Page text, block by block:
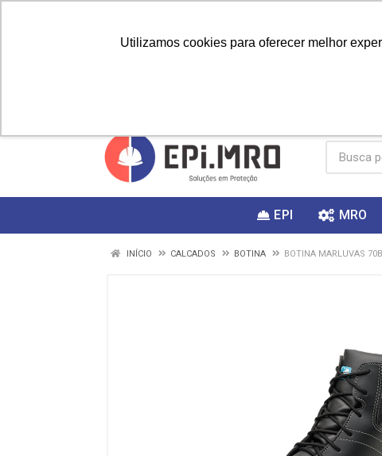
Utilizamos cookies para oferecer melhor
EPI MRO
INÍCIO CALCADOS BOTINA BOTINA MARLUVAS